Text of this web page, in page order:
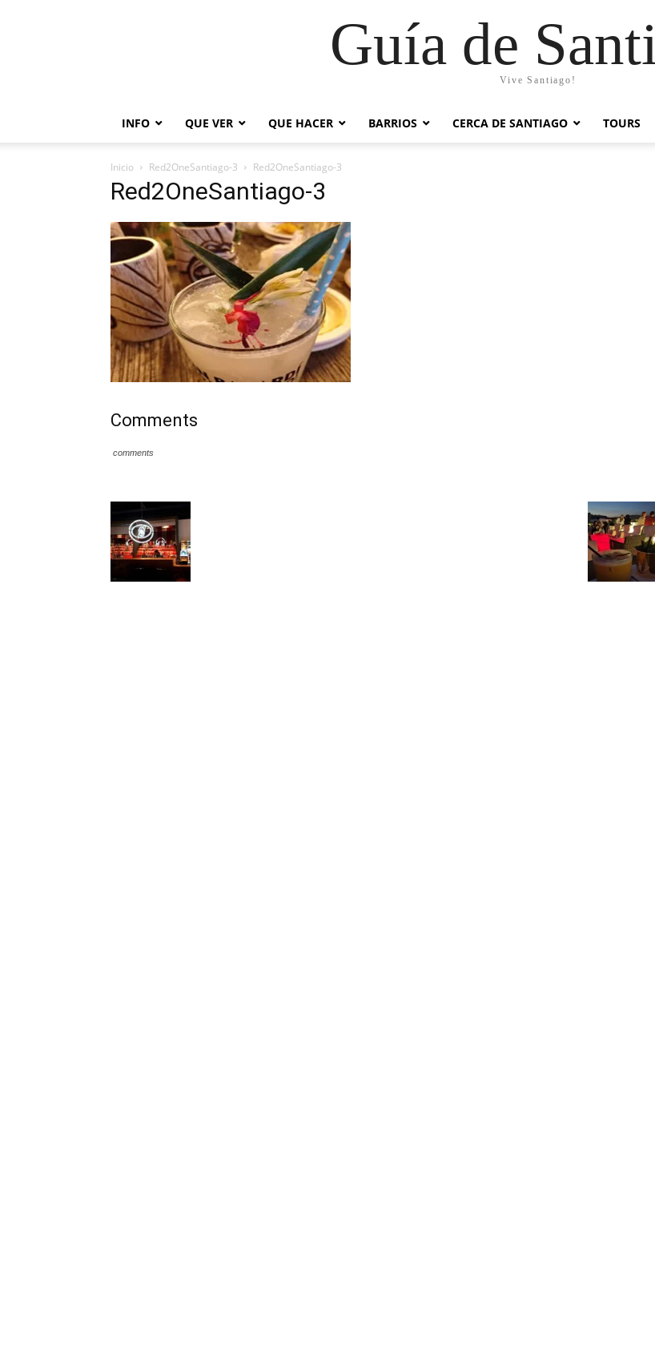
Guía de
Vive Santiago!
INFO QUE VER QUE HACER BARRIOS CERCA DE SANTIAGO TOURS
Inicio Red2OneSantiago-3 Red2OneSantiago-3
Red2OneSantiago-3
Comments
comments